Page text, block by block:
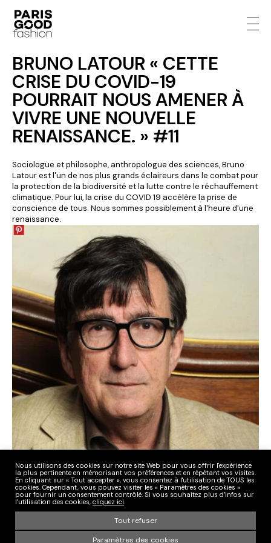
BRUNO LATOUR « CETTE
CRISE DU COVID-19
POURRAIT NOUS AMENER À
VIVRE UNE NOUVELLE
RENAISSANCE. » #11
Sociologue et philosophe, anthropologue des sciences, Bruno
Latour est l'un de nos plus grands éclaireurs dans le combat pour
la protection de la biodiversité et la lutte contre le réchauffement
climatique. Pour lui, la crise du COVID 19 accélère la prise de
conscience de tous. Nous sommes possiblement à l'heure d'une
renaissance.
Selon l’anthropologue des sciences Bruno Latour, la mutation
écologique est aussi menaçante que la crise sanitaire. L’état et la
société civile ont fait face au Covid-19 avec détermination. Il est
urgent de déployer la même énergie à sauver la terre… Il en va de
la vie même.ici
Nous utilisons des cookies sur notre site Web pour vous offrir l'expérience
la plus pertinente en mémorisant vos préférences et en répétant vos visites.
En cliquant sur « Tout accepter », vous consentez à l'utilisation de TOUS les
cookies. Cependant, vous pouvez visiter les « Paramètres des cookies »
pour fournir un consentement contrôlé. Si vous souhaitez plus d’infos sur
l’utilisation des cookies, cliquez ici.
Tout refuser
Paramètres des cookies